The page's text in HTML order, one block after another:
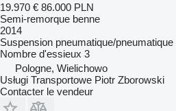
19.970 € 86.000 PLN
Semi-remorque benne
2014
Suspension pneumatique/pneumatique
Nombre d'essieux 3
Pologne, Wielichowo
Usługi Transportowe Piotr Zborowski
Contacter le vendeur